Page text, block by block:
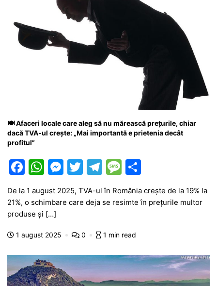
🍽️ Afaceri locale care aleg să nu mărească prețurile, chiar
dacă TVA-ul crește: „Mai importantă e prietenia decât
profitul”
F
c
e
b
o
o
k
W
at
s
A
p
M
s
e
g
er
T
itt
T
el
e
a
M
e
s
a
e
ta
ă
De la 1 august 2025, TVA-ul în România crește de la 19% la
21%, o schimbare care deja se resimte în prețurile multor
produse și […]
1 august 2025 0 1 min read